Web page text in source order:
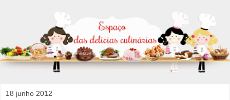
18 junho 2012